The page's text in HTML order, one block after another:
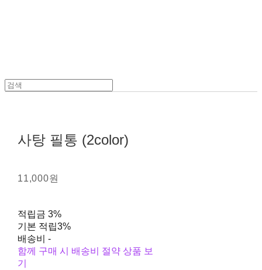
사탕 필통 (2color)
11,000원
적립금 3%
기본 적립3%
배송비 -
함께 구매 시 배송비 절약 상품 보
기